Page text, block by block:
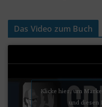
Das Video zum Buch
Klicke hier, um
und diesen